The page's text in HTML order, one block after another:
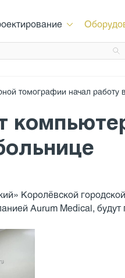
томографии начал работу
Королёвской
Aurum Medical,